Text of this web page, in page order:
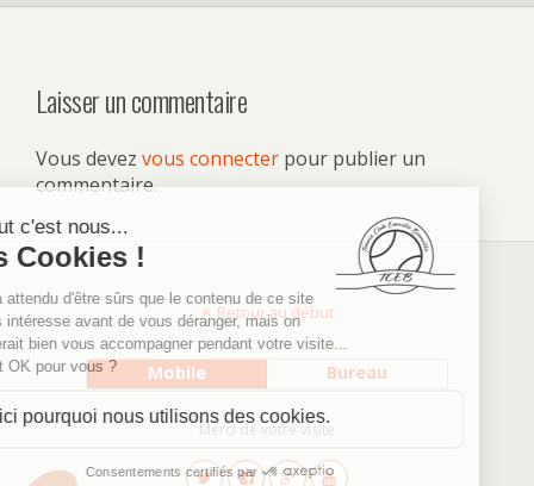
Laisser un commentaire
Vous devez vous connecter pour publier un
commentaire.
Retour au début
Mobile Bureau
Merci de votre visite